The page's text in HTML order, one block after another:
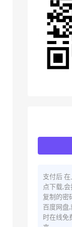
支付后
点下载,
复制的密
百度网盘
时在线免